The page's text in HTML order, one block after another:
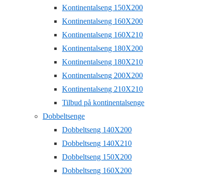
Kontinentalseng 150X200
Kontinentalseng 160X200
Kontinentalseng 160X210
Kontinentalseng 180X200
Kontinentalseng 180X210
Kontinentalseng 200X200
Kontinentalseng 210X210
Tilbud på kontinentalsenge
Dobbeltsenge
Dobbeltseng 140X200
Dobbeltseng 140X210
Dobbeltseng 150X200
Dobbeltseng 160X200